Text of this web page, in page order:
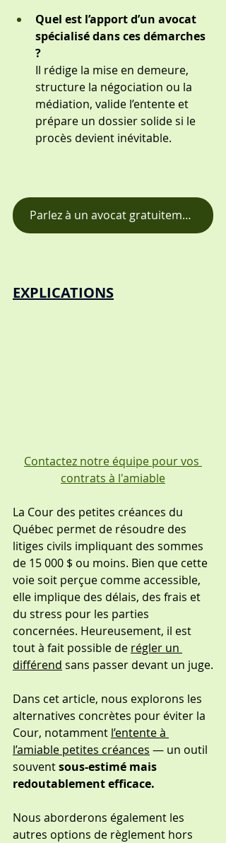
Quel est l’apport d’un avocat
spécialisé dans ces démarches
?
Il rédige la mise en demeure,
structure la négociation ou la
médiation, valide l’entente et
prépare un dossier solide si le
procès devient inévitable.
Parlez à un avocat gratuitement – cliquez ici ☎
EXPLICATIONS
Contactez notre équipe pour vos
contrats à l'amiable
La Cour des petites créances du
Québec permet de résoudre des
litiges civils impliquant des sommes
de 15 000 $ ou moins. Bien que cette
voie soit perçue comme accessible,
elle implique des délais, des frais et
du stress pour les parties
concernées. Heureusement, il est
tout à fait possible de régler un
différend sans passer devant un juge.
Dans cet article, nous explorons les
alternatives concrètes pour éviter la
Cour, notamment l’entente à
l’amiable petites créances — un outil
souvent sous-estimé mais
redoutablement efficace.
Nous aborderons également les
autres options de règlement hors